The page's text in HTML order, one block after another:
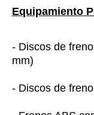
Equipamiento
- Discos de
mm)
- Discos de